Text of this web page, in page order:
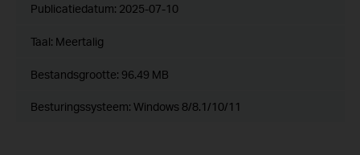
Publicatiedatum: 2025-07-10
Taal: Meertalig
Bestandsgrootte: 96.49 MB
Besturingssysteem: Windows 8/8.1/10/11